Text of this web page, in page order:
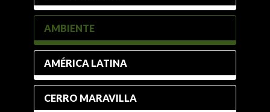
AMBIENTE
AMÉRICA LATINA
CERRO MARAVILLA